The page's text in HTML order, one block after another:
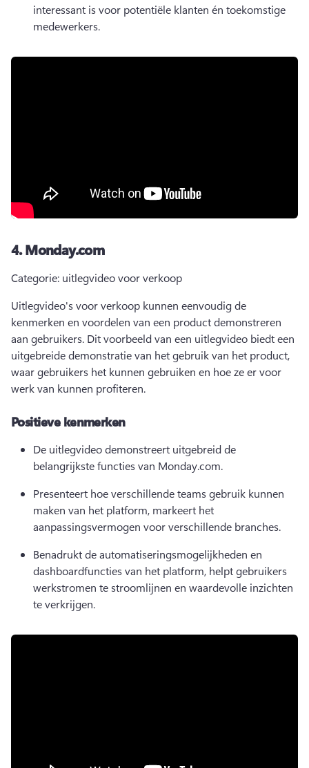
interessant is voor potentiële klanten én toekomstige
medewerkers.
4.Monday.com
Categorie: uitlegvideo voor verkoop
Uitlegvideo's voor verkoop kunnen eenvoudig de
kenmerken en voordelen van een product demonstreren
aan gebruikers. Dit voorbeeld van een uitlegvideo biedt een
uitgebreide demonstratie van het gebruik van het product,
waar gebruikers het kunnen gebruiken en hoe ze er voor
werk van kunnen profiteren.
Positieve kenmerken
De uitlegvideo demonstreert uitgebreid de
belangrijkste functies van Monday.com.
Presenteert hoe verschillende teams gebruik kunnen
maken van het platform, markeert het
aanpassingsvermogen voor verschillende branches.
Benadrukt de automatiseringsmogelijkheden en
dashboardfuncties van het platform, helpt gebruikers
werkstromen te stroomlijnen en waardevolle inzichten
te verkrijgen.